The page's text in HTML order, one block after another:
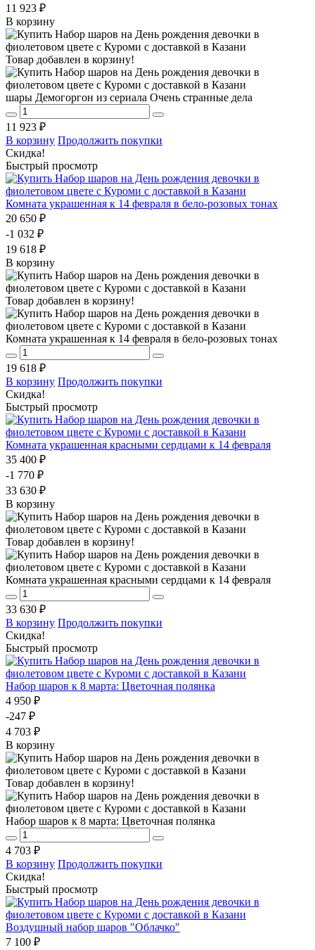
11 923 ₽
В корзину
Товар добавлен в корзину!
шары Демогоргон из сериала Очень странные дела
11 923 ₽
В корзину Продолжить покупки
Скидка!
Быстрый просмотр
Комната украшенная к 14 февраля в бело-розовых тонах
20 650 ₽
-1 032 ₽
19 618 ₽
В корзину
Товар добавлен в корзину!
Комната украшенная к 14 февраля в бело-розовых тонах
19 618 ₽
В корзину Продолжить покупки
Скидка!
Быстрый просмотр
Комната украшенная красными сердцами к 14 февраля
35 400 ₽
-1 770 ₽
33 630 ₽
В корзину
Товар добавлен в корзину!
Комната украшенная красными сердцами к 14 февраля
33 630 ₽
В корзину Продолжить покупки
Скидка!
Быстрый просмотр
Набор шаров к 8 марта: Цветочная полянка
4 950 ₽
-247 ₽
4 703 ₽
В корзину
Товар добавлен в корзину!
Набор шаров к 8 марта: Цветочная полянка
4 703 ₽
В корзину Продолжить покупки
Скидка!
Быстрый просмотр
Воздушный набор шаров "Облачко"
7 100 ₽